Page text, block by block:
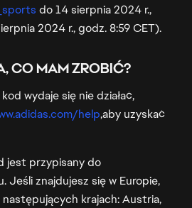
do 14 sierpnia 2024 r.,
2024 r., godz. 8:59 CET).
CO MAM ZROBIĆ?
wydaje się nie działać,
help,aby uzyskać
jest przypisany do
Jeśli znajdujesz się w Europie,
następujących krajach: Austria,